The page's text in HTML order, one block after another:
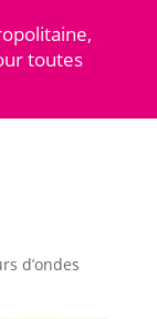
toutes
d’ondes